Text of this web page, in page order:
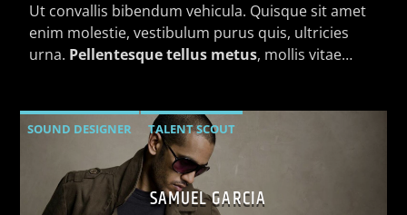
Ut convallis bibendum vehicula. Quisque sit amet
enim molestie, vestibulum purus quis, ultricies
urna. Pellentesque tellus metus, mollis vitae
SOUND DESIGNER TALENT SCOUT
SAMUEL GARCIA